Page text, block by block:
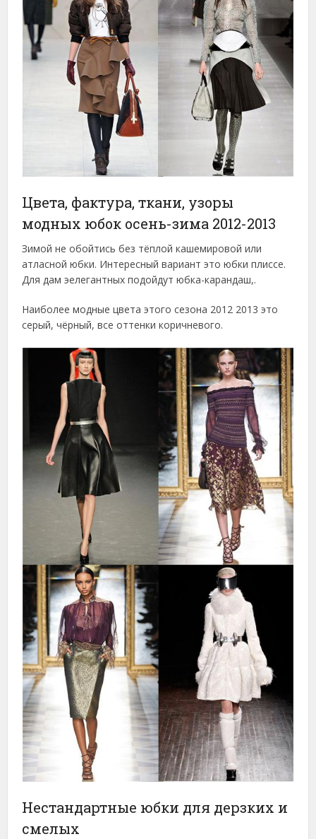
Цвета, фактура, ткани, узоры
модных юбок осень-зима 2012-2013
Зимой не обойтись без тёплой кашемировой или
атласной юбки. Интересный вариант это юбки плиссе.
Для дам эелегантных подойдут юбка-карандаш,.
Наиболее модные цвета этого сезона 2012 2013 это
серый, чёрный, все оттенки коричневого.
Нестандартные юбки для дерзких и
смелых